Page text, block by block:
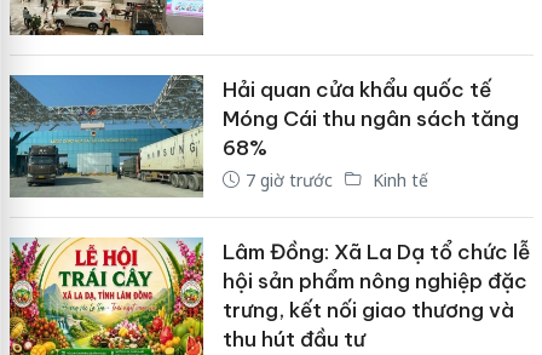
Hải quan cửa khẩu quốc tế
Móng Cái thu ngân sách tăng
68%
7 giờ trước Kinh tế
Lâm Đồng: Xã La Dạ tổ chức lễ
hội sản phẩm nông nghiệp đặc
trưng, kết nối giao thương và
thu hút đầu tư